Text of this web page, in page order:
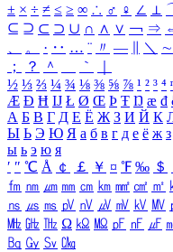
± × ÷ ≠ ≤ ≥ ∞ ∴ ♂ ♀ ∠ ⊥
⊆ ⊇ ⊂ ⊃ ∪ ∩ ∧ ∨ ￢ ⇒
、
。 · ‥ … ¨ 〃 ― ＼ ∼
；
？ ＾ ｀
½ ⅓ ⅔ ¼ ¾ ⅛ ⅜ ⅝ ⅞ ¹ ² ³ ⁴
Æ Ð Ħ Ĳ Ł Ø Œ Þ Ŧ Ŋ æ đ
А Б В Г Д Е Ё Ж З И Й К
Ы Ь Э Ю Я а б в г д е ё ж з
ы ь э ю я
′ ″ ℃ Å ￠ ￡ ￥ ¤ ℉ ‰ ＄
㎙ ㎚ ㎛ ㎜ ㎝ ㎞ ㎟ ㎠ ㎡
㎱ ㎲ ㎳ ㎴ ㎵ ㎶ ㎷ ㎸ ㎹
㎒ ㎓ ㎔ Ω ㏀ ㏁ ㎊ ㎋ ㎌
㏃ ㏉ ㏜ ㏆